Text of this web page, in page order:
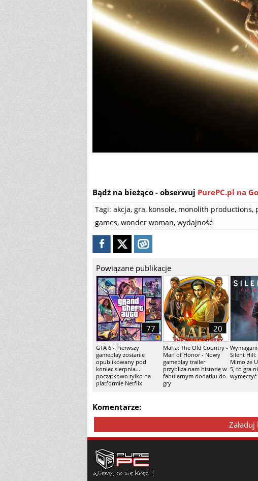
Bądź na bieżąco - obserwuj PurePC.pl na
Tagi: akcja, gra, konsole, monolith productions,
games, wonder woman, wydajność
Powiązane publikacje
GTA 6 - Pierwszy
gameplay zostanie
opublikowany pod
koniec sierpnia...
początkowo tylko na
platformie Netflix
77
Mafia: The Old Country -
Man of Honor - Nowy
gameplay trailer
przybliża nam historię w
fabularnym dodatku do
gry
20
Silent Hill:
Mimo że
5, to gra
Komentarze: